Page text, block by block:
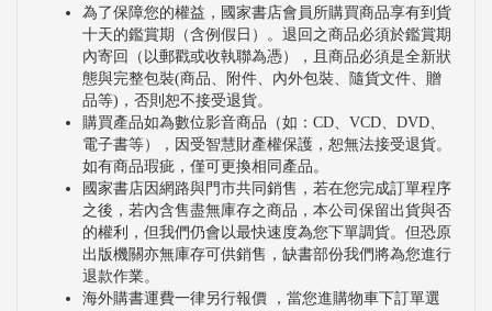
會在臺灣的醫療與傳教的工作，李庥作為專業宣教人
員，其夫婦12年於南臺灣艱辛的過程，透過這回百封
書信史料的譯介，除了彰顯教會史、歷史學、民族
學、經濟學等西方視野對於臺灣地域社會的關注，沿
著他的行腳脈絡，更多理解當地宣教據點、活動路
徑、田野調查與早期臺灣基督徒的實際景況。這不是
單是一介紹李庥夫婦的宣道報告，而是可作為一個回
顧南臺灣社會如何被西方人所「發現」的紀錄。
為了保障您的權益，國家書店會員所購買商品享有到貨
十天的鑑賞期（含例假日）。退回之商品必須於鑑賞期
內寄回（以郵戳或收執聯為憑），且商品必須是全新狀
態與完整包裝(商品、附件、內外包裝、隨貨文件、贈
品等)，否則恕不接受退貨。
購買產品如為數位影音商品（如：CD、VCD、DVD、
電子書等），因受智慧財產權保護，恕無法接受退貨。
如有商品瑕疵，僅可更換相同產品。
國家書店因網路與門市共同銷售，若在您完成訂單程序
之後，若內含售盡無庫存之商品，本公司保留出貨與否
的權利，但我們仍會以最快速度為您下單調貨。但恐原
出版機關亦無庫存可供銷售，缺書部份我們將為您進行
退款作業。
海外購書運費一律另行報價 ，當您進購物車下訂單選